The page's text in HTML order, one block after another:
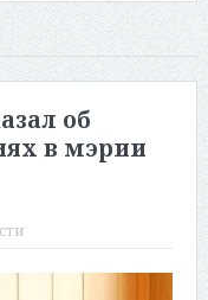
об
в мэрии